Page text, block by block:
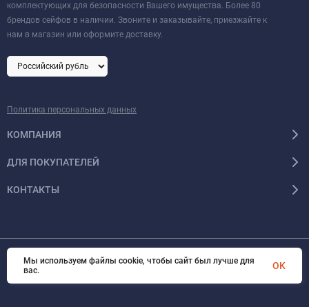
комплектующих для безопасности Вашего имущества. Более 80
брендов сейфов в наличии. Звоните и заказывайте, приезжайте к
нам в магазин или оформите доставку.
Политика персональных данных
КОМПАНИЯ
ДЛЯ ПОКУПАТЕЛЕЙ
КОНТАКТЫ
© 2026 Format-safe.ru Все права защищены
Мы используем файлы cookie, чтобы сайт был лучше для
вас.
OK